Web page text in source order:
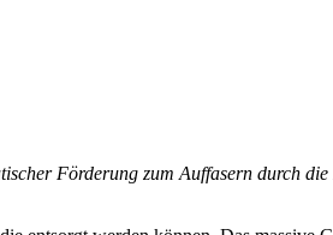
Förderung zum Auffasern durch